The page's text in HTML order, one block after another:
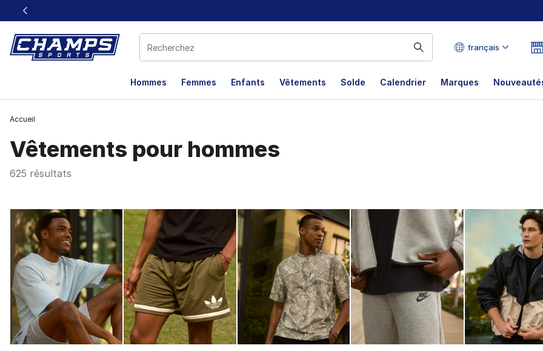
Ce lien s’ouvrira dans une nouvelle fenêtre
français
Hommes Femmes Enfants Vêtements Solde Calendrier Marques
Accueil
Vêtements pour hommes
625 résultats